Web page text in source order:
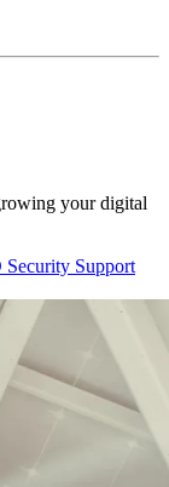
your digital
Security Support